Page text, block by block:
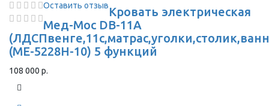
Оставить отзывКровать электрическая
Мед-Мос DB-11А
(МЕ-5228Н-10) 5 функций
108 000 р.